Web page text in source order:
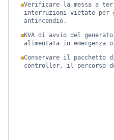
Verificare la messa a
interruzioni vietate per
antincendio.
KVA di avvio del
alimentata in emergenza
Conservare il pacchetto
controller, il percorso